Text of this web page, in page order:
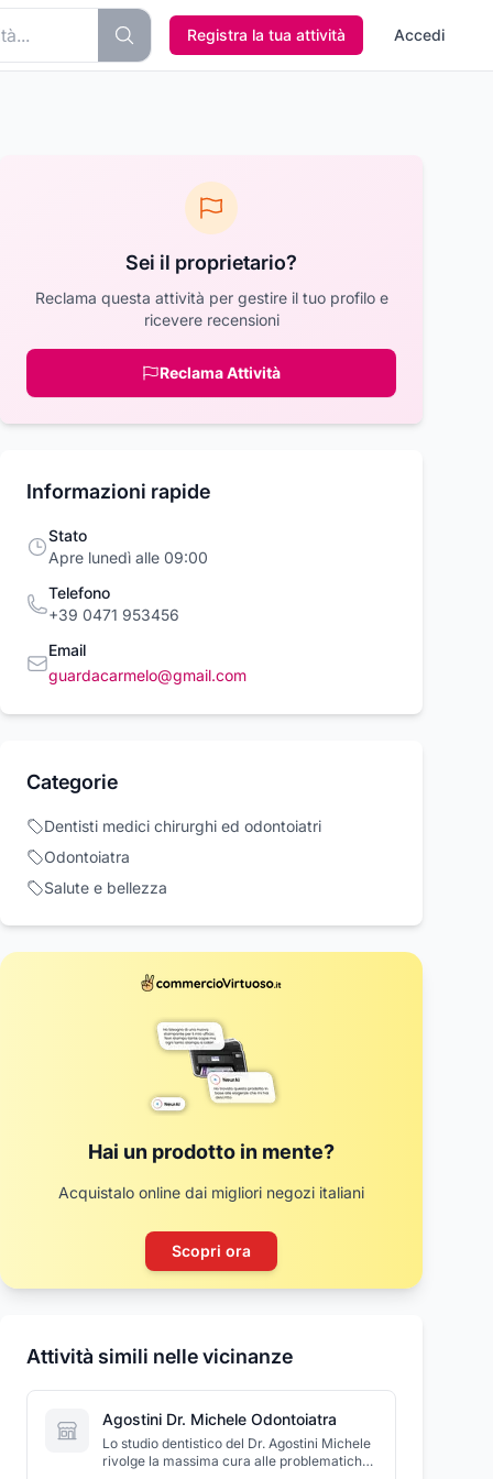
Registra la tua attività Accedi
- Anfibi Molly
Acquista ora
3,73 €
Sei il proprietario?
Reclama questa attività per gestire il tuo profilo e
ricevere recensioni
Reclama Attività
Informazioni rapide
Stato
Apre lunedì alle 09:00
Telefono
+39 0471 953456
Email
guardacarmelo@gmail.com
Categorie
Dentisti medici chirurghi ed odontoiatri
Odontoiatra
Salute e bellezza
Hai un prodotto in mente?
Acquistalo online dai migliori negozi italiani
Scopri ora
Attività simili nelle vicinanze
Agostini Dr. Michele Odontoiatra
Lo studio dentistico del Dr. Agostini Michele
rivolge la massima cura alle problematiche